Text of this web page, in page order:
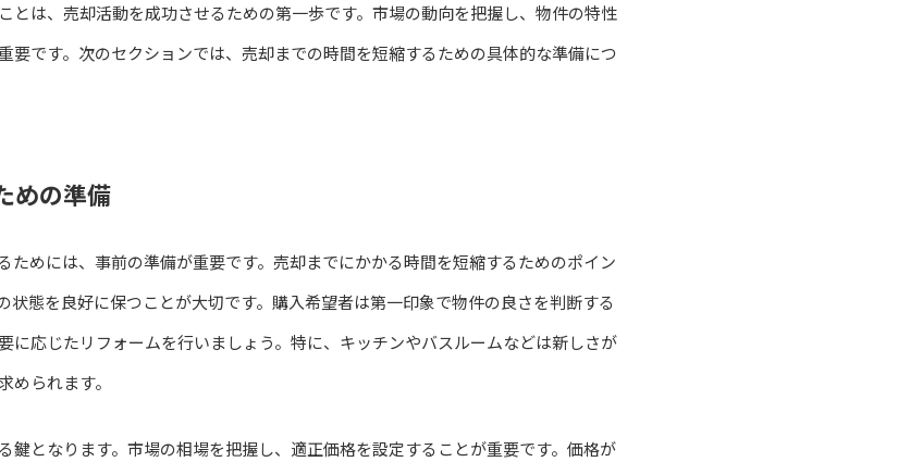
とは、売却活動を成功させるための第一歩です。市場の動向を把握し、物件の特性
要です。次のセクションでは、売却までの時間を短縮するための具体的な準備につ
めの準備
ためには、事前の準備が重要です。売却までにかかる時間を短縮するためのポイン
状態を良好に保つことが大切です。購入希望者は第一印象で物件の良さを判断する
に応じたリフォームを行いましょう。特に、キッチンやバスルームなどは新しさが
められます。
鍵となります。市場の相場を把握し、適正価格を設定することが重要です。価格が